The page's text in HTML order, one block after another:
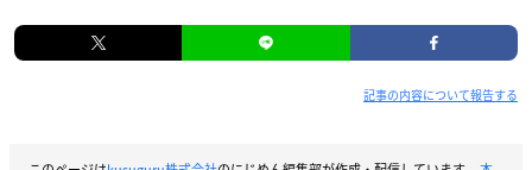
記事の内容について報告する